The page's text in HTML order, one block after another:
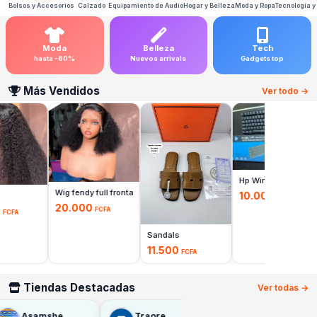
Bolsos y Accesorios Calzado Equipamiento de AudioHogar y BellezaModa y RopaTecnología
Moda
hasta -60%
Belleza
Nuevos arrivals
Tech
Gadgets top
Más Vendidos Ver todo →
Añadir
Wig fendy full frontal
20.000FCFA
Añadir
Sandals
11.500FCFA
Añadir
Hp Wireless
10.000
Tiendas Destacadas Ver todas →